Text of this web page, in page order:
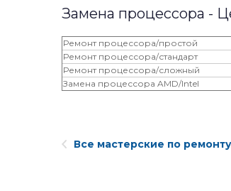
Замена процессора -
Ремонт процессора/простой
Ремонт процессора/стандарт
Ремонт процессора/сложный
Замена процессора AMD/Intel
Все мастерские по